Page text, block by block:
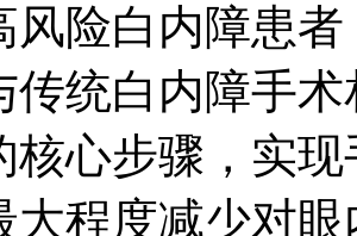
风险白内障患
传统白内障手
核心步骤，实
大程度减少对